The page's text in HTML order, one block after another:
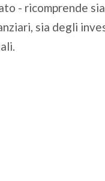
- ricomprende
sia degli